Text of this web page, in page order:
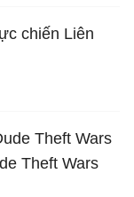
chiến Liên
Theft Wars
Theft Wars